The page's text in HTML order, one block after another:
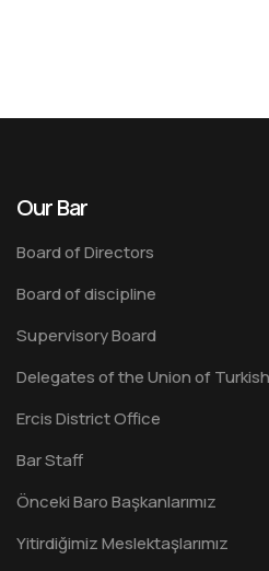
Our Bar
Board of Directors
Board of discipline
Supervisory Board
Delegates of the Union of
Ercis District Office
Bar Staff
Önceki Baro Başkanlarımız
Yitirdiğimiz Meslektaşlarımız